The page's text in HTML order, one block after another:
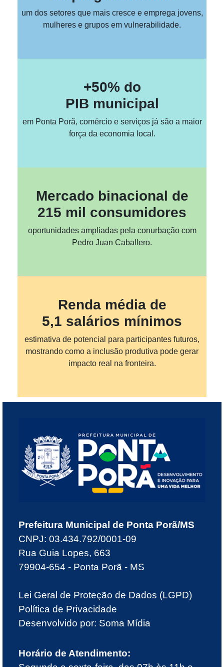
um dos setores que mais cresce e emprega jovens,
mulheres e grupos em vulnerabilidade.
+50% do
PIB municipal
em Ponta Porã, comércio e serviços já são a maior
força da economia local.
Mercado binacional de
215 mil consumidores
oportunidades ampliadas pela conurbação com
Pedro Juan Caballero.
Renda média de
5,1 salários mínimos
estimativa de potencial para participantes futuros,
mostrando como a inclusão produtiva pode gerar
impacto real na fronteira.
Prefeitura Municipal de Ponta Porã/MS
CNPJ: 03.434.792/0001-09
Rua Guia Lopes, 663
79904-654 - Ponta Porã - MS
Lei Geral de Proteção de Dados (LGPD)
Política de Privacidade
Desenvolvido por: Soma Mídia
Horário de Atendimento: